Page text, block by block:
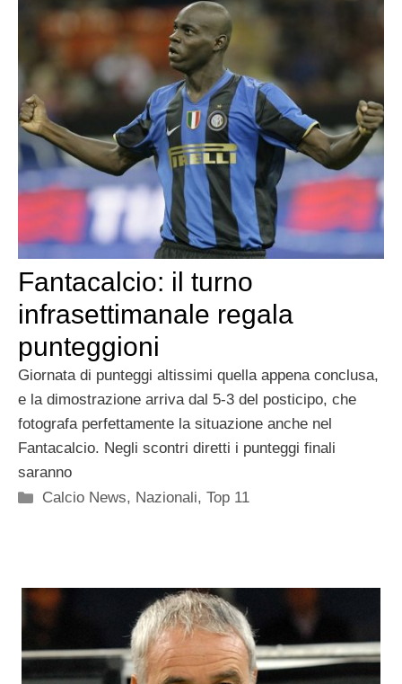
Fantacalcio: il turno
infrasettimanale regala
punteggioni
Giornata di punteggi altissimi quella appena conclusa,
e la dimostrazione arriva dal 5-3 del posticipo, che
fotografa perfettamente la situazione anche nel
Fantacalcio. Negli scontri diretti i punteggi finali
saranno
Categorie
Calcio News, Nazionali,Top 11